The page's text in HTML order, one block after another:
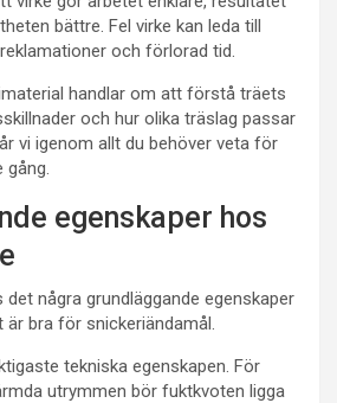
bättre. Fel virke kan leda till
och förlorad tid.
handlar om att förstå träets
och hur olika träslag passar
vi igenom allt du behöver veta för
gång.
egenskaper hos
några grundläggande egenskaper
bra för snickeriändamål.
tekniska egenskapen. För
utrymmen bör fuktkvoten ligga